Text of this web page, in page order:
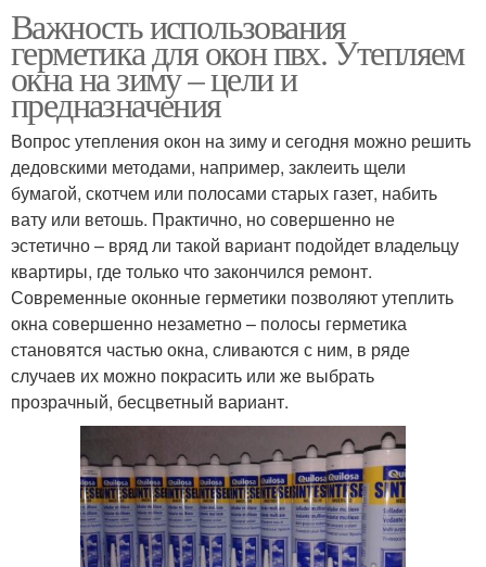
Важность использования
герметика для окон пвх. Утепляем
окна на зиму – цели и
предназначения
Вопрос утепления окон на зиму и сегодня можно решить
дедовскими методами, например, заклеить щели
бумагой, скотчем или полосами старых газет, набить
вату или ветошь. Практично, но совершенно не
эстетично – вряд ли такой вариант подойдет владельцу
квартиры, где только что закончился ремонт.
Современные оконные герметики позволяют утеплить
окна совершенно незаметно – полосы герметика
становятся частью окна, сливаются с ним, в ряде
случаев их можно покрасить или же выбрать
прозрачный, бесцветный вариант.